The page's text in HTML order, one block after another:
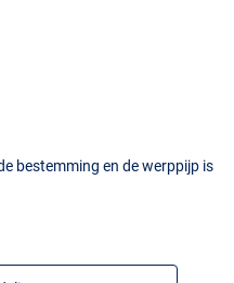
bestemming en de werppijp is